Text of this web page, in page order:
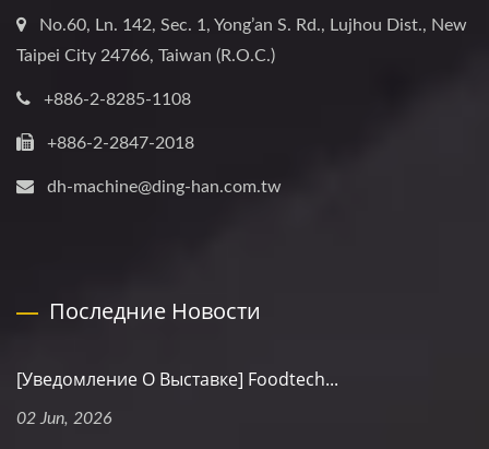
No.60, Ln. 142, Sec. 1, Yong’an S. Rd., Lujhou Dist., New
Taipei City 24766, Taiwan (R.O.C.)
+886-2-8285-1108
+886-2-2847-2018
dh-machine@ding-han.com.tw
Последние Новости
[Уведомление О Выставке] Foodtech...
02 Jun, 2026